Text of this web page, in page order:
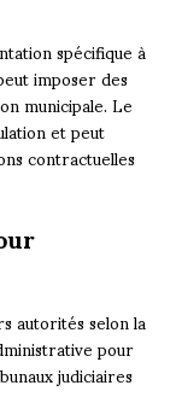
spécifique à
imposer des
municipale. Le
et peut
contractuelles
autorités selon la
pour
judiciaires